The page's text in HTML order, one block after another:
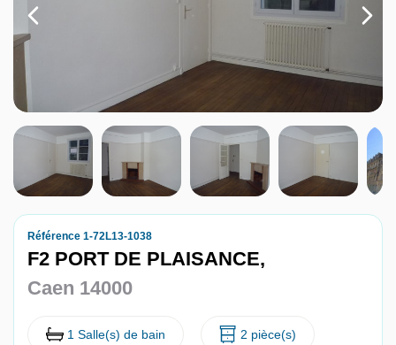
Nos services
Nous contacter
Nous rejoindre
Référence 1-72L13-1038
F2 PORT DE PLAISANCE,
Caen 14000
1 Salle(s) de bain 2 pièce(s)